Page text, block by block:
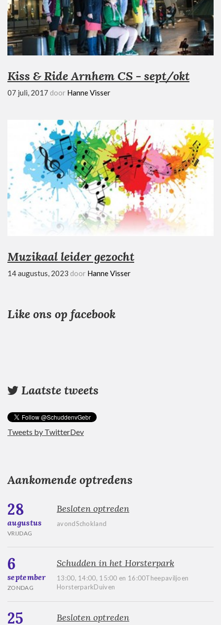
Kiss & Ride Arnhem CS - sept/okt
07 juli, 2017 door Hanne Visser
Muzikaal leider gezocht
14 augustus, 2023 door Hanne Visser
Like ons op facebook
Laatste tweets
Tweets by TwitterDev
Aankomende optredens
28
augustus
VRIJDAG
Besloten optreden
avondSchokland
6
september
ZONDAG
Schudden in het Horsterpark
13:00, 14:00, 15:00 en 16:00Theepaviljoen
HorsterparkDuiven
25 Besloten optreden